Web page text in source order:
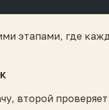
этапами, где
второй